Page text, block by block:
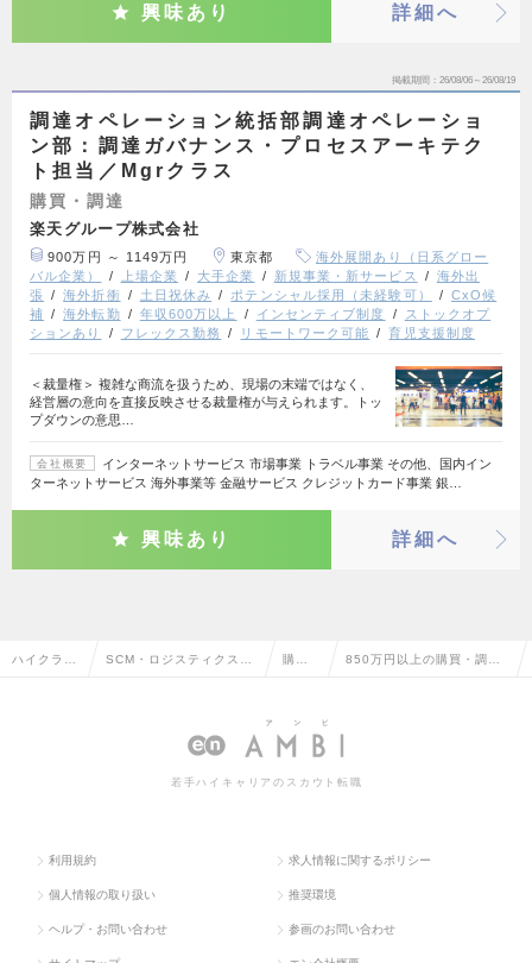
興味あり 詳細へ
掲載期間 26/08/06～26/08/19
調達オペレーション統括部調達オペレーショ
ン部：調達ガバナンス・プロセスアーキテク
ト担当／Mgrクラス
購買・調達
楽天グループ株式会社
900万円 ～ 1149万円 東京都
海外展開あり（日系グロー
バル企業）
上場企業 大手企業 新規事業・新サービス
海外出
張
海外折衝 土日祝休み ポテンシャル採用（未経験可）
CxO候
補
海外転勤 年収600万以上 インセンティブ制度
ストックオプ
ションあり
フレックス勤務 リモートワーク可能 育児支援制度
＜裁量権＞ 複雑な商流を扱うため、現場の末端ではなく、
経営層の意向を直接反映させる裁量権が与えられます。トッ
プダウンの意思…
会社概要
インターネットサービス 市場事業 トラベル事業 その他、国内イン
ターネットサービス 海外事業等 金融サービス クレジットカード事業 銀…
興味あり 詳細へ
ハイクラス SCM・ロジスティクス・ 購
調達
850万円以上の購買・調達
若手ハイキャリアのスカウト転職
利用規約 求人情報に関するポリシー
個人情報の取り扱い 推奨環境
ヘルプ・お問い合わせ 参画のお問い合わせ